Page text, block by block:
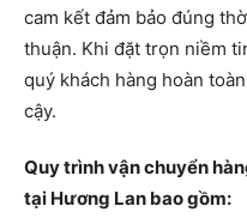
cam kết đảm bảo đúng
thuận. Khi đặt trọn niềm
quý khách hàng hoàn
cậy.
Quy trình vận chuyển
tại Hương Lan bao gồm: